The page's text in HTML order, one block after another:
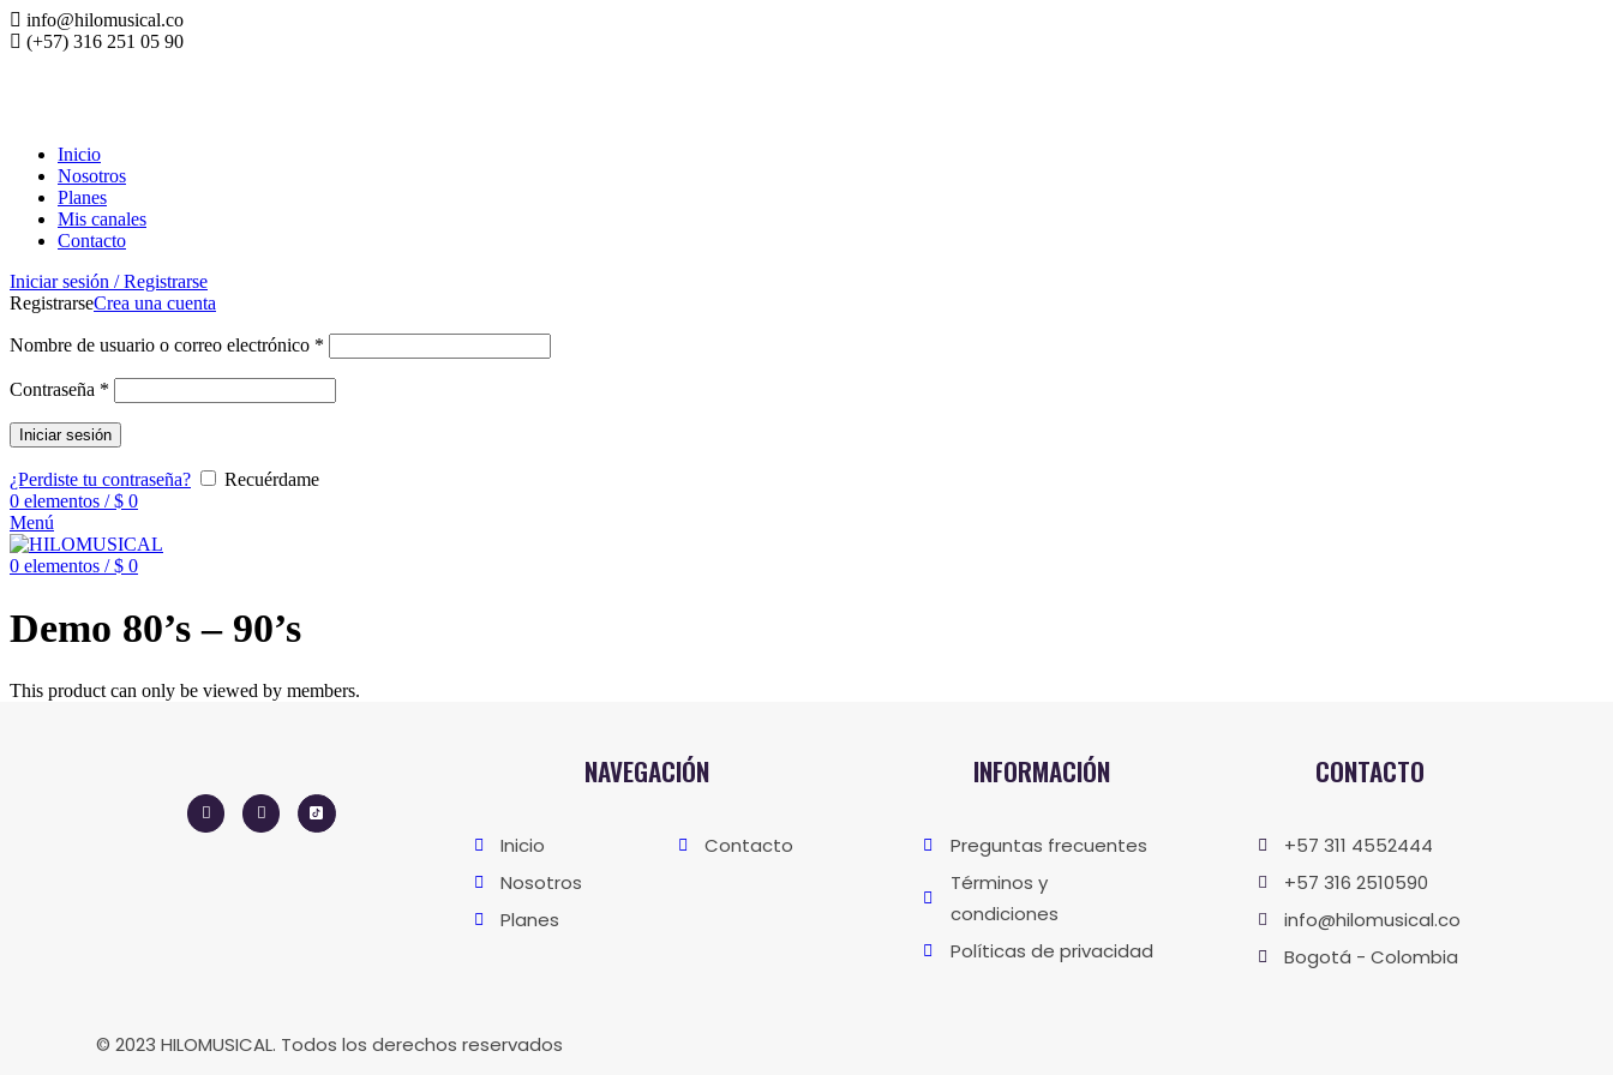
info@hilomusical.co
(+57) 316 251 05 90
Inicio
Nosotros
Planes
Mis canales
Contacto
Iniciar sesión / Registrarse
RegistrarseCrea una cuenta
Nombre de usuario o correo electrónico *
Contraseña *
Iniciar sesión
¿Perdiste tu contraseña?
Recuérdame
0 elementos / $ 0
Menú
0 elementos / $ 0
Demo 80’s – 90’s
This product can only be viewed by members.
NAVEGACIÓN
Inicio
Nosotros
Planes
Contacto
INFORMACIÓN
Preguntas frecuentes
Términos y
condiciones
Políticas de privacidad
CONTACTO
+57 311 4552444
+57 316 2510590
info@hilomusical.co
Bogotá - Colombia
© 2023 HILOMUSICAL. Todos los derechos reservados